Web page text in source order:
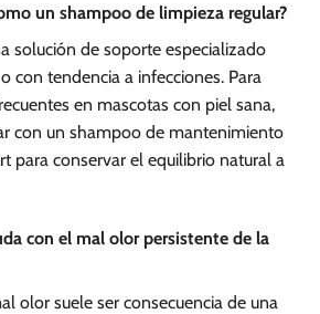
un shampoo de limpieza regular?
solución de soporte especializado
con tendencia a infecciones. Para
en mascotas con piel sana,
con un shampoo de mantenimiento
para conservar el equilibrio natural a
con el mal olor persistente de la
olor suele ser consecuencia de una